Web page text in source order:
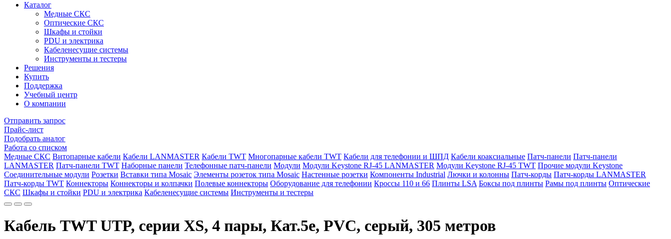
Каталог
Медные СКС
Оптические СКС
Шкафы и стойки
PDU и электрика
Кабеленесущие системы
Инструменты и тестеры
Решения
Купить
Поддержка
Учебный центр
О компании
Отправить запрос
Прайс-лист
Подобрать аналог
Работа со списком
Медные СКС Витопарные кабели Кабели LANMASTER Кабели TWT Многопарные кабели TWT Кабели для телефонии и ШПД Кабели коаксиальные Патч-панели Патч-панели
LANMASTER Патч-панели TWT Наборные панели Телефонные патч-панели Модули Модули Keystone RJ-45 LANMASTER Модули Keystone RJ-45 TWT Прочие модули Keystone
Соединительные модули Розетки Вставки типа Mosaic Элементы розеток типа Mosaic Настенные розетки Компоненты Industrial Лючки и колонны Патч-корды Патч-корды LANMASTER
Патч-корды TWT Коннекторы Коннекторы и колпачки Полевые коннекторы Оборудование для телефонии Кроссы 110 и 66 Плинты LSA Боксы под плинты Рамы под плинты Оптические
СКС Шкафы и стойки PDU и электрика Кабеленесущие системы Инструменты и тестеры
Кабель TWT UTP, серии XS, 4 пары, Кат.5e, PVC, серый, 305 метров